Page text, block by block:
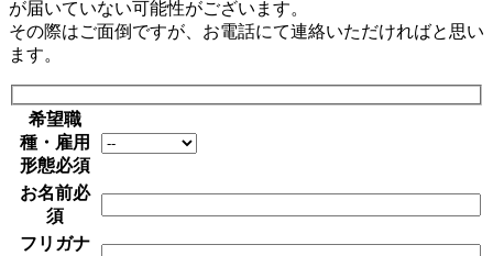
が届いていない可能性がございます。
その際はご面倒ですが、お電話にて連絡いただければと思い
ます。
希望職
種・雇用
形態必須
お名前必
須
フリガナ